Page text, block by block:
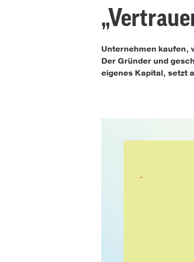
Unternehmen kaufen,
Der Gründer und
eigenes Kapital, setzt